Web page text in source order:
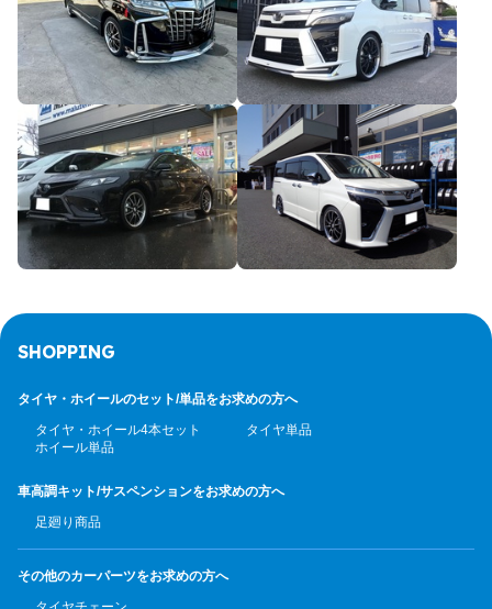
SHOPPING
タイヤ・ホイールのセット/単品をお求めの方へ
タイヤ・ホイール4本セット
タイヤ単品
ホイール単品
車高調キット/サスペンションをお求めの方へ
足廻り商品
その他のカーパーツをお求めの方へ